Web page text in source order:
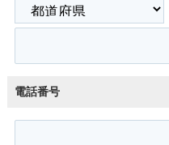
電話番号